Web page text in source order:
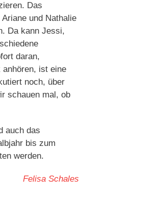
Das
und Nathalie
Da kann Jessi,
daran,
ist eine
noch, über
schauen mal, ob
auch das
bis zum
werden.
Felisa Schales